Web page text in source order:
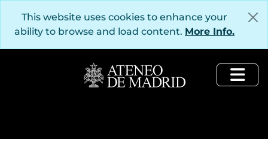
This website uses cookies to enhance your
ability to browse and load content. More Info.